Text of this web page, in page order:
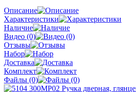
Описание
Характеристики
Наличие
Видео (0)
Отзывы
Набор
Доставка
Комплект
Файлы (0)